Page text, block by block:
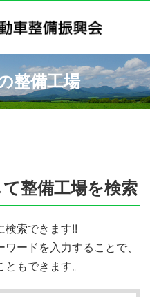
整備工場
整備工場を検索
検索できます!!
ードを入力することで、
もできます。